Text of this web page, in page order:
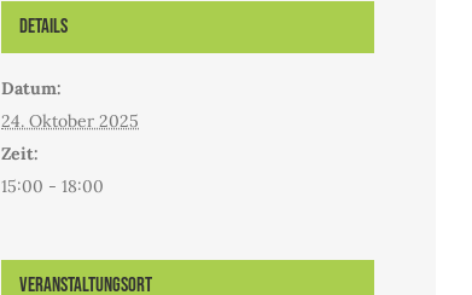
Details
Datum:
24. Oktober 2025
Zeit:
15:00 - 18:00
Veranstaltungsort